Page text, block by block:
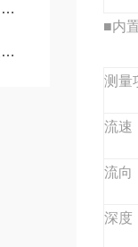
■内
测量
流速
流向
深度